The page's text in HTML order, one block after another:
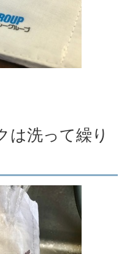
は洗って繰り